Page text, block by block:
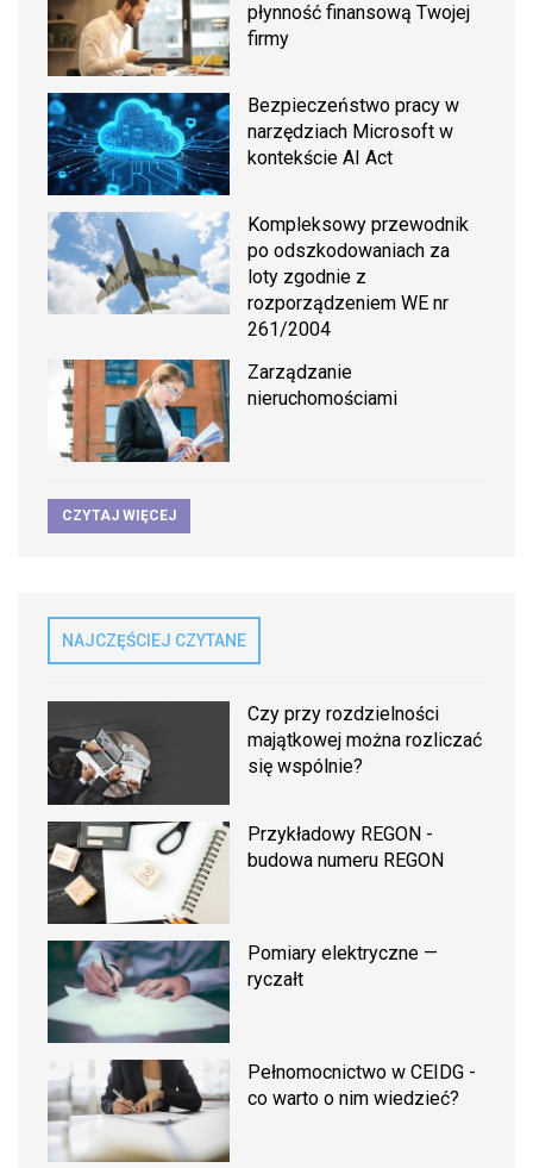
płynność finansową Twojej
firmy
Bezpieczeństwo pracy w
narzędziach Microsoft w
kontekście AI Act
Kompleksowy przewodnik
po odszkodowaniach za
loty zgodnie z
rozporządzeniem WE nr
261/2004
Zarządzanie
nieruchomościami
CZYTAJ WIĘCEJ
NAJCZĘŚCIEJ CZYTANE
Czy przy rozdzielności
majątkowej można rozliczać
się wspólnie?
Przykładowy REGON -
budowa numeru REGON
Pomiary elektryczne —
ryczałt
Pełnomocnictwo w CEIDG -
co warto o nim wiedzieć?